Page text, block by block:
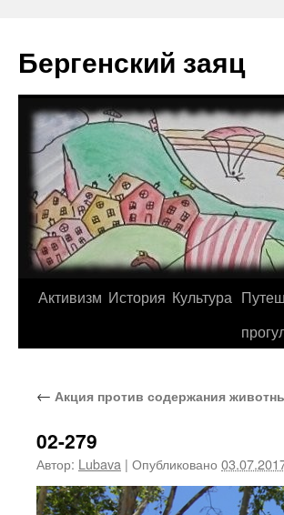
содержимому
Бергенский заяц
Активизм История Культура
← Акция против содержания
02-279
Автор: Lubava | Опубликовано